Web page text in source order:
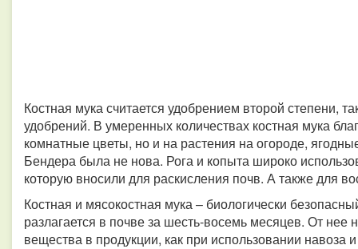
Костная мука считается удобрением второй степени,
удобрений. В умеренных количествах костная мука
комнатные цветы, но и на растения на огороде,
Бендера была не нова. Рога и копыта широко
которую вносили для раскисления почв. А также для
Костная и мясокостная мука – биологически
разлагается в почве за шесть-восемь месяцев. От
вещества в продукции, как при использовании навоза